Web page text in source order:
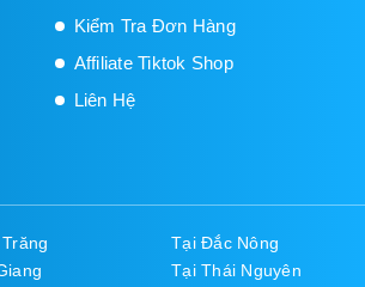
Kiểm Tra Đơn Hàng
Affiliate Tiktok Shop
Liên Hệ
Tại Đắc Nông
Tại Thái Nguyên